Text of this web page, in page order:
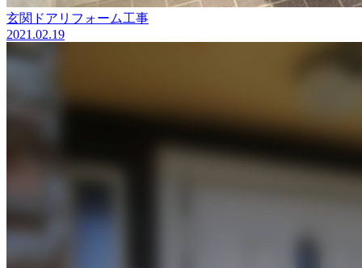
玄関ドアリフォーム工事
2021.02.19